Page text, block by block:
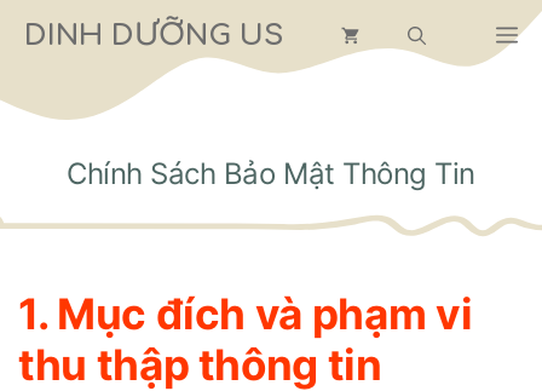
đến
dung
DINH DƯỠNG US
Chính Sách Bảo Mật Thông Tin
1. Mục đích và phạm vi
thu thập thông tin